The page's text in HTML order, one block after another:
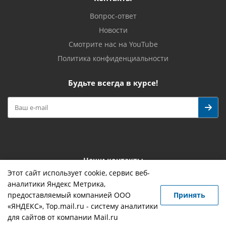
Вопрос-ответ
Новости
Смотрите нас на YouTube
Политика конфиденциальности
Будьте всегда в курсе!
Наши контакты
+7 (4932) 419-755
153029 г. Иваново, ул. Минская, 6а
Этот сайт использует cookie, сервис веб-
аналитики Яндекс Метрика,
предоставляемый компанией ООО
«ЯНДЕКС», Top.mail.ru - систему аналитики
для сайтов от компании Mail.ru
Принять